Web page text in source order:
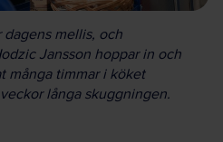
mellis, och
Jansson hoppar in och
många timmar i köket
långa skuggningen.